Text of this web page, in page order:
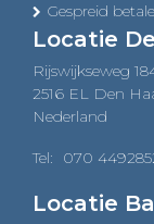
Gespreid
Locatie
Rijswijkseweg
2516 EL Den
Nederland
Tel: 070
Locatie